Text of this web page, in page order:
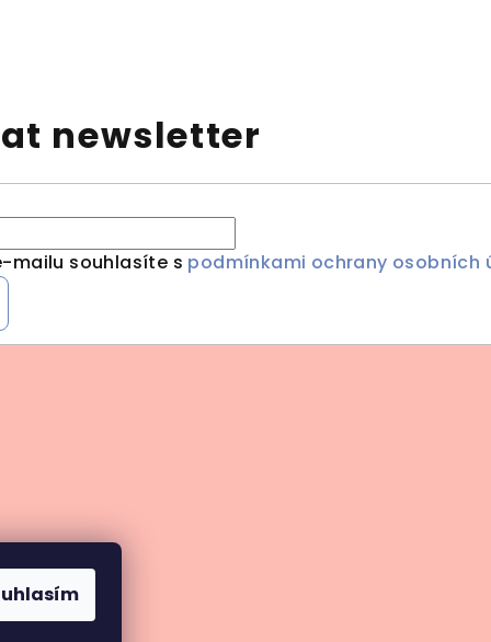
newsletter
mailu souhlasíte s podmínkami ochrany osobních